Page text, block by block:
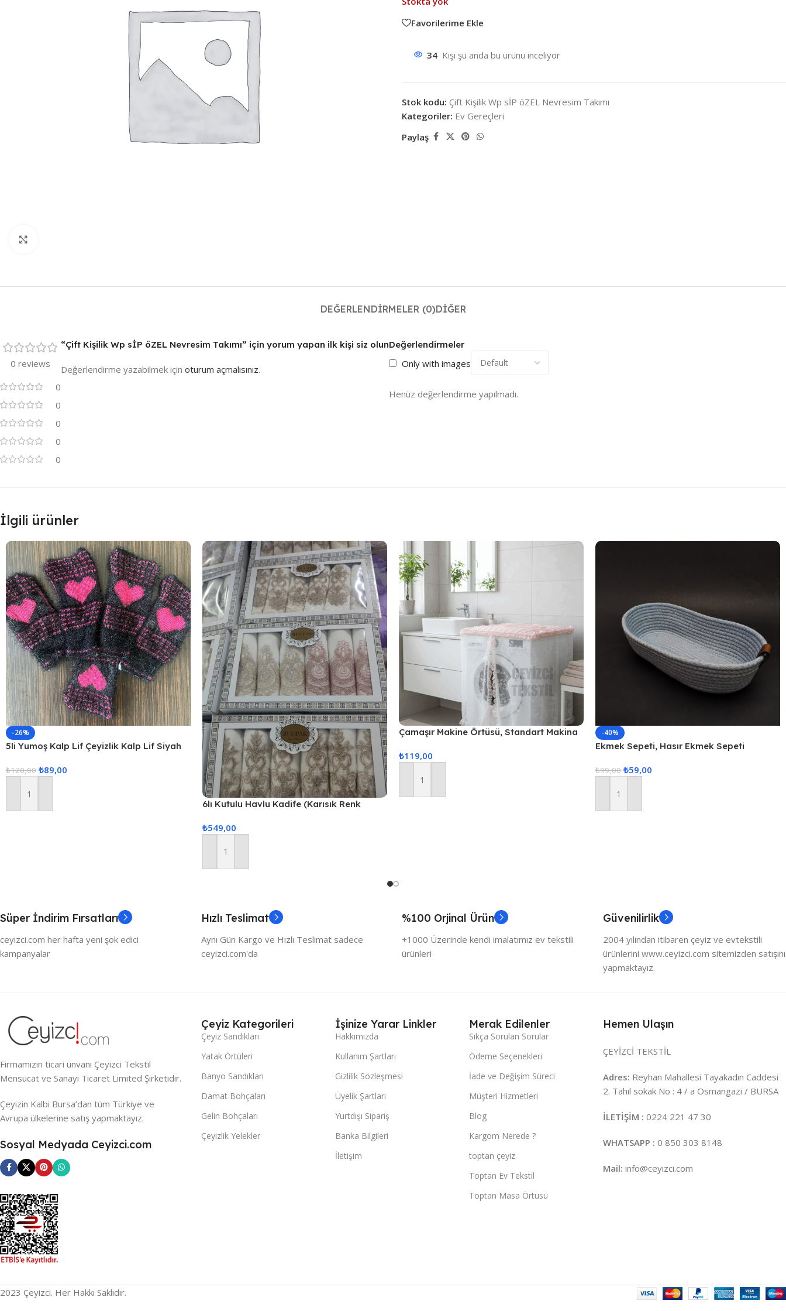
Favorilerime Ekle
34 Kişi şu anda bu ürünü inceliyor
Stok kodu: Çift Kişilik Wp sİP öZEL Nevresim Takımı
Kategoriler: Ev Gereçleri
Paylaş
DEĞERLENDIRMELER (0)DIĞER
0 reviews
0
0
0
0
0
Değerlendirmeler
Only with images
Henüz değerlendirme yapılmadı.
“Çift Kişilik Wp sİP öZEL Nevresim Takımı” için yorum yapan ilk kişi siz olun
Değerlendirme yazabilmek için oturum açmalısınız.
İlgili ürünler
-26%
5li Yumoş Kalp Lif Çeyizlik Kalp Lif Siyah
₺120,00 ₺89,00
Sepete Ekle
6lı Kutulu Havlu Kadife (Karısık Renk
₺549,00
Sepete Ekle
Çamaşır Makine Örtüsü, Standart Makina
₺119,00
Sepete Ekle
-40%
Ekmek Sepeti, Hasır Ekmek Sepeti
₺99,00 ₺59,00
Sepete Ekle
Süper İndirim Fırsatları
ceyizci.com her hafta yeni şok edici
kampanyalar
Hızlı Teslimat
Aynı Gün Kargo ve Hızlı Teslimat sadece
ceyizci.com'da
%100 Orjinal Ürün
+1000 Üzerinde kendi imalatımız ev tekstili
ürünleri
Güvenilirlik
2004 yılından itibaren çeyiz ve evtekstili
ürünlerini www.ceyizci.com sitemizden satışını
yapmaktayız.
Firmamızın ticari ünvanı Çeyizci Tekstil
Mensucat ve Sanayi Ticaret Limited Şirketidir.
Çeyizin Kalbi Bursa’dan tüm Türkiye ve
Avrupa ülkelerine satış yapmaktayız.
Sosyal Medyada Ceyizci.com
Çeyiz Kategorileri
Çeyiz Sandıkları
Yatak Örtüleri
Banyo Sandıkları
Damat Bohçaları
Gelin Bohçaları
Çeyizlik Yelekler
İşinize Yarar Linkler
Hakkımızda
Kullanım Şartları
Gizlilik Sözleşmesi
Üyelik Şartları
Yurtdışı Sipariş
Banka Bilgileri
İletişim
Merak Edilenler
Sıkça Sorulan Sorular
Ödeme Seçenekleri
İade ve Değişim Süreci
Müşteri Hizmetleri
Blog
Kargom Nerede ?
toptan çeyiz
Toptan Ev Tekstil
Toptan Masa Örtüsü
Hemen Ulaşın
ÇEYİZCİ TEKSTİL
Adres: Reyhan Mahallesi Tayakadın Caddesi
2. Tahıl sokak No : 4 / a Osmangazi / BURSA
İLETİŞİM : 0224 221 47 30
WHATSAPP : 0 850 303 8148
Mail: info@ceyizci.com
2023 Çeyizci. Her Hakkı Saklıdır.